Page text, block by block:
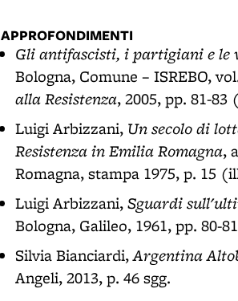
APPROFONDIMENTI
Gli antifascisti, i partigiani e le
Bologna, Comune – ISREBO,
alla Resistenza, 2005, pp. 81-
Luigi Arbizzani, Un secolo di
Resistenza in Emilia Romagna,
Romagna, stampa 1975, p. 15
Luigi Arbizzani,Sguardi
Bologna, Galileo, 1961, pp. 80-81
Silvia Bianciardi,Argentina
Angeli, 2013, p. 46 sgg.